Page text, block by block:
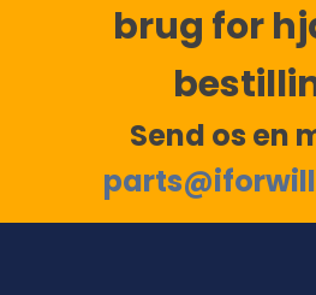
brug for
Send os en